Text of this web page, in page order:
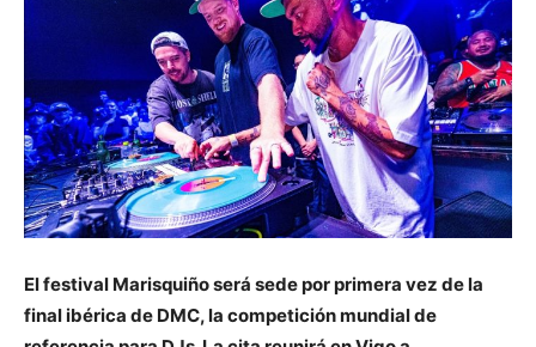
El festival Marisquiño será sede por primera vez de la
final ibérica de DMC, la competición mundial de